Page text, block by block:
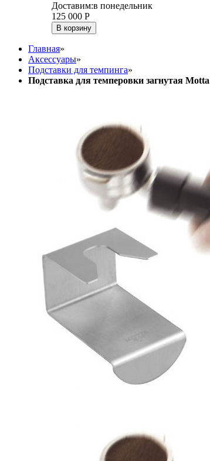
Доставим:в понедельник
125 000 Р
В корзину
Главная»
Аксессуары»
Подставки для темпинга»
Подставка для темперовки загнутая Motta